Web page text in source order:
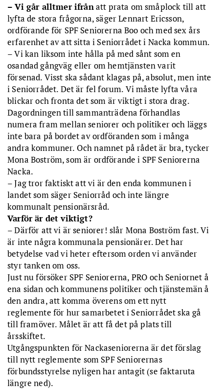
– Vi går alltmer ifrånatt prata om småplock till att
lyfta de stora frågorna, säger Lennart Ericsson,
ordförande för SPF Seniorerna Boo och med sex års
erfarenhet av att sitta i Seniorrådet i Nacka kommun.
– Vi kan liksom inte hålla på med sånt som en
osandad gångväg eller om hemtjänsten varit
försenad. Visst ska sådant klagas på, absolut, men inte
i Seniorrådet. Det är fel forum. Vi måste lyfta våra
blickar och fronta det som är viktigt i stora drag.
Dagordningen till sammanträdena förhandlas
numera fram mellan seniorer och politiker och läggs
inte bara på bordet av ordföranden som i många
andra kommuner. Och namnet på rådet är bra, tycker
Mona Boström, som är ordförande i SPF Seniorerna
Nacka.
– Jag tror faktiskt att vi är den enda kommunen i
landet som säger Seniorråd och inte längre
kommunalt pensionärsråd.
Varför är det viktigt?
– Därför att vi är seniorer! slår Mona Boström fast. Vi
är inte några kommunala pensionärer. Det har
betydelse vad vi heter eftersom orden vi använder
styr tanken om oss.
Just nu försöker SPF Seniorerna, PRO och Seniornet å
ena sidan och kommunens politiker och tjänstemän å
den andra, att komma överens om ett nytt
reglemente för hur samarbetet i Seniorrådet ska gå
till framöver. Målet är att få det på plats till
årsskiftet.
Utgångspunkten för Nackaseniorerna är det förslag
till nytt reglemente som SPF Seniorernas
förbundsstyrelse nyligen har antagit (se faktaruta
längre ned).